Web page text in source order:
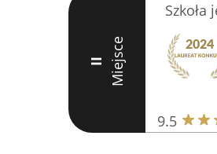
II Miejsce
Szkoła
9.5